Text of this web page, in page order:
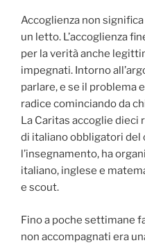
Accoglienza non
un letto. L’accoglienza
per la verità anche
impegnati. Intorno
parlare, e se il problema
radice cominciando da
La Caritas accoglie dieci
di italiano obbligatori
l’insegnamento, ha
italiano, inglese e
e scout.
Fino a poche settimane
non accompagnati era